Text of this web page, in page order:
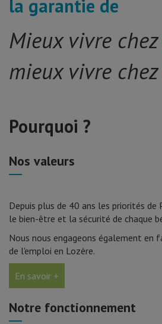
la garantie de
Mieux vivre chez
mieux vivre chez
Pourquoi ?
Nos valeurs
Depuis plus de 40 ans les priorités de
le bien-être et la sécurité de chaque
Nous nous engageons également en
de l'emploi en Lozère.
En savoir +
Notre fonctionnement